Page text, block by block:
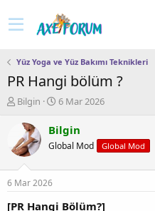
Yüz Yoga ve Yüz Bakımı Teknikleri
PR Hangi bölüm ?
K
u
y
b
a
ş
Bilgin
B
ş
a
ç
6 Mar 2026
Bilgin
Global Mod Global Mod
6 Mar 2026
[PR Hangi Bölüm?]